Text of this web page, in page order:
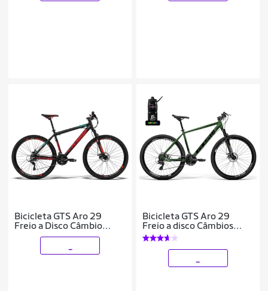
Bicicleta GTS Aro 29
Freio a Disco Câmbio
Traseiro GTSM1 TSI8 24
GTS M1 Adva
Bicicleta GTS Aro 29
Freio a disco Câmbios
shimano Tourney 24
Marchas e suspensão|
GTS M1 New Expert